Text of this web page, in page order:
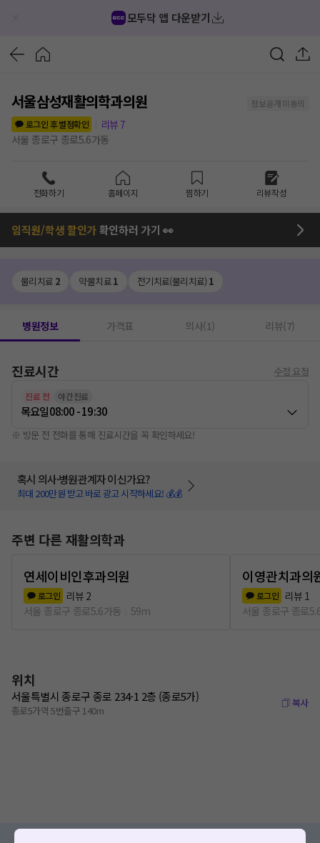
모두닥 앱 다운받기
서울삼성재활의학과의원
정보공개 미동의
로그인 후 별점확인
리뷰 7
서울 종로구 종로5.6가동
전화하기 홈페이지 찜하기 리뷰작성
임직원/학생 할인가확인하러 가기 👀
물리치료 2 약물치료1 전기치료(물리치료) 1
병원정보 가격표 의사(1) 리뷰(7)
진료시간 수정 요청
진료 전 야간진료
목요일08:00 - 19:30
※ 방문 전 전화를 통해 진료시간을 꼭 확인하세요!
혹시 의사·병원관계자 이신가요?
최대 200만원 받고 바로 광고 시작하세요! 💰💰
주변 다른 재활의학과
연세이비인후과의원
로그인 리뷰 2
서울 종로구 종로5.6가동
59m
이영관치과의
로그인 리뷰 1
서울 종로구 종로
위치
서울특별시 종로구 종로 234-1 2층 (종로5가)
종로5가역 5번출구 140m
복사